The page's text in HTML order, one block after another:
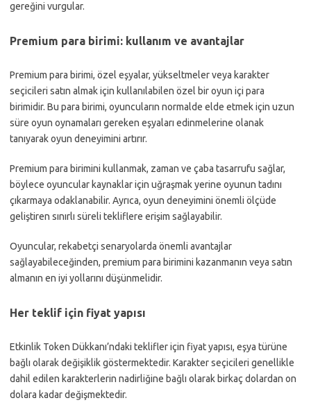
gereğini vurgular.
Premium para birimi: kullanım ve avantajlar
Premium para birimi, özel eşyalar, yükseltmeler veya karakter
seçicileri satın almak için kullanılabilen özel bir oyun içi para
birimidir. Bu para birimi, oyuncuların normalde elde etmek için uzun
süre oyun oynamaları gereken eşyaları edinmelerine olanak
tanıyarak oyun deneyimini artırır.
Premium para birimini kullanmak, zaman ve çaba tasarrufu sağlar,
böylece oyuncular kaynaklar için uğraşmak yerine oyunun tadını
çıkarmaya odaklanabilir. Ayrıca, oyun deneyimini önemli ölçüde
geliştiren sınırlı süreli tekliflere erişim sağlayabilir.
Oyuncular, rekabetçi senaryolarda önemli avantajlar
sağlayabileceğinden, premium para birimini kazanmanın veya satın
almanın en iyi yollarını düşünmelidir.
Her teklif için fiyat yapısı
Etkinlik Token Dükkanı’ndaki teklifler için fiyat yapısı, eşya türüne
bağlı olarak değişiklik göstermektedir. Karakter seçicileri genellikle
dahil edilen karakterlerin nadirliğine bağlı olarak birkaç dolardan on
dolara kadar değişmektedir.